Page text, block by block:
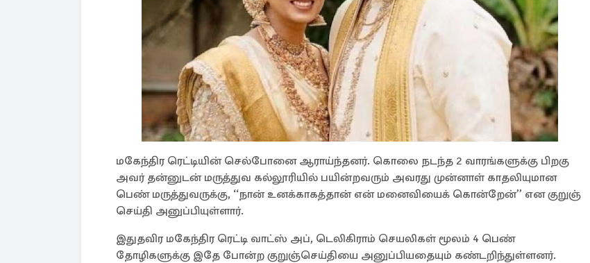
மகேந்​திர ரெட்​டி​யின் செல்​போனை ஆராய்ந்​தனர். கொலை நடந்த 2 வார‌ங்​களுக்கு பிறகு
அவர் தன்​னுடன் மருத்​துவ கல்​லூரி​யில் பயின்​றவரும் அவரது முன்​னாள் காதலி​யு​மான
பெண் மருத்​து​வருக்​கு, ‘‘நான் உனக்​காகத்​தான் என் மனை​வியைக் கொன்​றேன்’’ என குறுஞ்​
செய்தி அனுப்​பி​யுள்​ளார்.
இதுத​விர மகேந்​திர ரெட்டி வாட்ஸ் அப், டெலிகி​ராம் செயலிகள் மூலம் 4 பெண்
தோழிகளுக்கு இதே போன்ற குறுஞ்​செய்​தியை அனுப்​பியதை​யும் கண்டறிந்துள்ளனர்.